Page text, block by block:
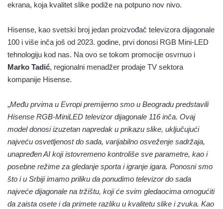
ekrana, koja kvalitet slike podiže na potpuno nov nivo.
Hisense, kao svetski broj jedan proizvođač televizora dijagonale
100 i više inča još od 2023. godine, prvi donosi RGB Mini-LED
tehnologiju kod nas. Na ovo se tokom promocije osvrnuo i
Marko Tadić, regionalni menadžer prodaje TV sektora
kompanije Hisense.
„Među prvima u Evropi premijerno smo u Beogradu predstavili
Hisense RGB-MiniLED televizor dijagonale 116 inča. Ovaj
model donosi izuzetan napredak u prikazu slike, uključujući
najveću osvetljenost do sada, varijabilno osveženje sadržaja,
unapređen AI koji istovremeno kontroliše sve parametre, kao i
posebne režime za gledanje sporta i igranje igara. Ponosni smo
što i u Srbiji imamo priliku da ponudimo televizor do sada
najveće dijagonale na tržištu, koji će svim gledaocima omogućiti
da zaista osete i da primete razliku u kvalitetu slike i zvuka. Kao